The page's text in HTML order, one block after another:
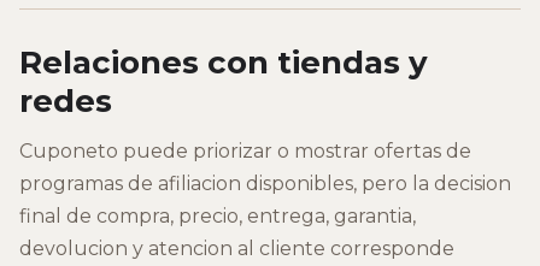
Relaciones con tiendas y
redes
Cuponeto puede priorizar o mostrar ofertas de
programas de afiliacion disponibles, pero la decision
final de compra, precio, entrega, garantia,
devolucion y atencion al cliente corresponde